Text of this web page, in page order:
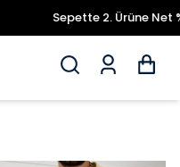
Sepette 2. Ürüne Net %20